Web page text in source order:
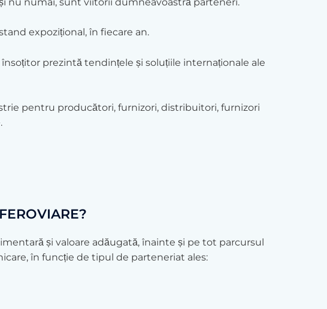
expozițional, în fiecare an.
prezintă tendințele și soluțiile internaționale ale
pentru producători, furnizori, distribuitori, furnizori
și valoare adăugată, înainte și pe tot parcursul
în funcție de tipul de parteneriat ales: